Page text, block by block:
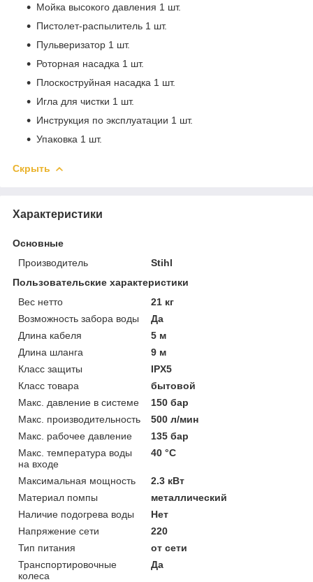
Мойка высокого давления 1 шт.
Пистолет-распылитель 1 шт.
Пульверизатор 1 шт.
Роторная насадка 1 шт.
Плоскоструйная насадка 1 шт.
Игла для чистки 1 шт.
Инструкция по эксплуатации 1 шт.
Упаковка 1 шт.
Скрыть
Характеристики
Основные
Производитель
Stihl
Пользовательские характеристики
Вес нетто
21 кг
Возможность забора воды
Да
Длина кабеля
5 м
Длина шланга
9 м
Класс защиты
IPX5
Класс товара
бытовой
Макс. давление в системе
150 бар
Макс. производительность
500 л/мин
Макс. рабочее давление
135 бар
Макс. температура воды
на входе
40 °C
Максимальная мощность
2.3 кВт
Материал помпы
металлический
Наличие подогрева воды
Нет
Напряжение сети
220
Тип питания
от сети
Транспортировочные
колеса
Да